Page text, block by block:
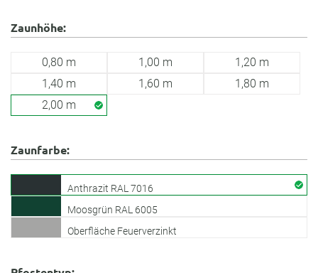
Zaunhöhe:
0,80 m 1,00 m
1,20 m
1,40 m
1,60 m
1,80 m
2,00 m
Zaunfarbe:
Anthrazit RAL 7016
Moosgrün RAL 6005
Oberfläche Feuerverzinkt